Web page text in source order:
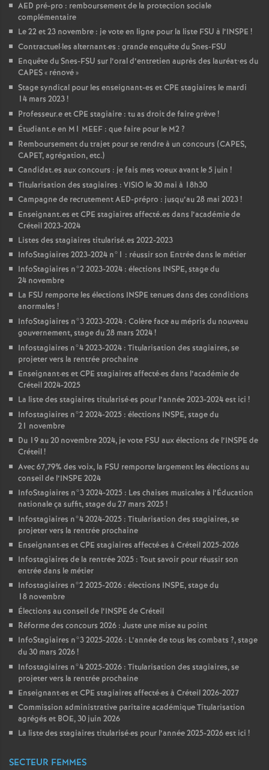
AED pré-pro : remboursement de la protection sociale
complémentaire
Le 22 et 23 novembre : je vote en ligne pour la liste FSU à l’INSPE !
Contractuel·les alternant·es : grande enquête du Snes-FSU
Enquête du Snes-FSU sur l’oral d’entretien auprès des lauréat•es du
CAPES« rénové»
Stage syndical pour les enseignant-es etCPE stagiaires le mardi
14 mars 2023!
Professeur.e etCPE stagiaire : tu as droit de faire grève!
Étudiant.e en M1 MEEF : que faire pour le M2?
Remboursement du trajet pour se rendre à un concours (CAPES,
CAPET, agrégation, etc.)
Candidat.es aux concours : je fais mes voeux avant le 5 juin !
Titularisation des stagiaires : VISIO le 30 mai à 18h30
Campagne de recrutementAED-prépro : jusqu’au 28 mai 2023!
Enseignant.es etCPE stagiaires affecté.es dans l’académie de
Créteil 2023-2024
Listes des stagiaires titularisé.es 2022-2023
InfoStagiaires 2023-2024 n°1 : réussir son Entrée dans le métier
InfoStagiaires n°2 2023-2024 : élections INSPE, stage du
24 novembre
La FSU remporte les élections INSPE tenues dans des conditions
anormales !
InfoStagiaires n°3 2023-2024 : Colère face au mépris du nouveau
gouvernement, stage du 28 mars 2024!
Infostagiaires n°4 2023-2024 : Titularisation des stagiaires, se
projeter vers la rentrée prochaine
Enseignant·es etCPE stagiaires affecté·es dans l’académie de
Créteil 2024-2025
La liste des stagiaires titularisé·es pour l’année 2023-2024 est ici !
Infostagiaires n°2 2024-2025 : élections INSPE, stage du
21 novembre
Du 19 au 20 novembre 2024, je vote FSU aux élections de l’INSPE de
Créteil!
Avec 67,79% des voix, la FSU remporte largement les élections au
conseil de l’INSPE 2024
InfoStagiaires n°3 2024-2025 : Les chaises musicales à l’Éducation
nationale ça suffit, stage du 27 mars 2025!
Infostagiaires n°4 2024-2025 : Titularisation des stagiaires, se
projeter vers la rentrée prochaine
Enseignant·es etCPE stagiaires affecté·es à Créteil 2025-2026
Infostagiaires de la rentrée 2025 : Tout savoir pour réussir son
entrée dans le métier
Infostagiaires n°2 2025-2026 : élections INSPE, stage du
18 novembre
Élections au conseil de l’INSPE de Créteil
Réforme des concours 2026 : Juste une mise au point
InfoStagiaires n°3 2025-2026 : L’année de tous les combats ?, stage
du 30 mars 2026!
Infostagiaires n°4 2025-2026 : Titularisation des stagiaires, se
projeter vers la rentrée prochaine
Enseignant·es etCPE stagiaires affecté·es à Créteil 2026-2027
Commission administrative paritaire académique Titularisation
agrégés et BOE, 30 juin 2026
La liste des stagiaires titularisé·es pour l’année 2025-2026 est ici !
SECTEUR FEMMES